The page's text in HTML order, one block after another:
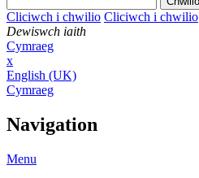
Cliciwch i chwilio Cliciwch i chwilio
Dewiswch iaith
Cymraeg
x
English (UK)
Cymraeg
Navigation
Menu